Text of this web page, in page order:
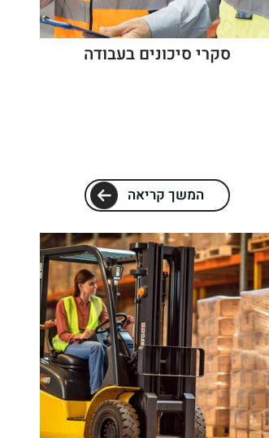
סקרי סיכונים בעבודה
המשך קריאה